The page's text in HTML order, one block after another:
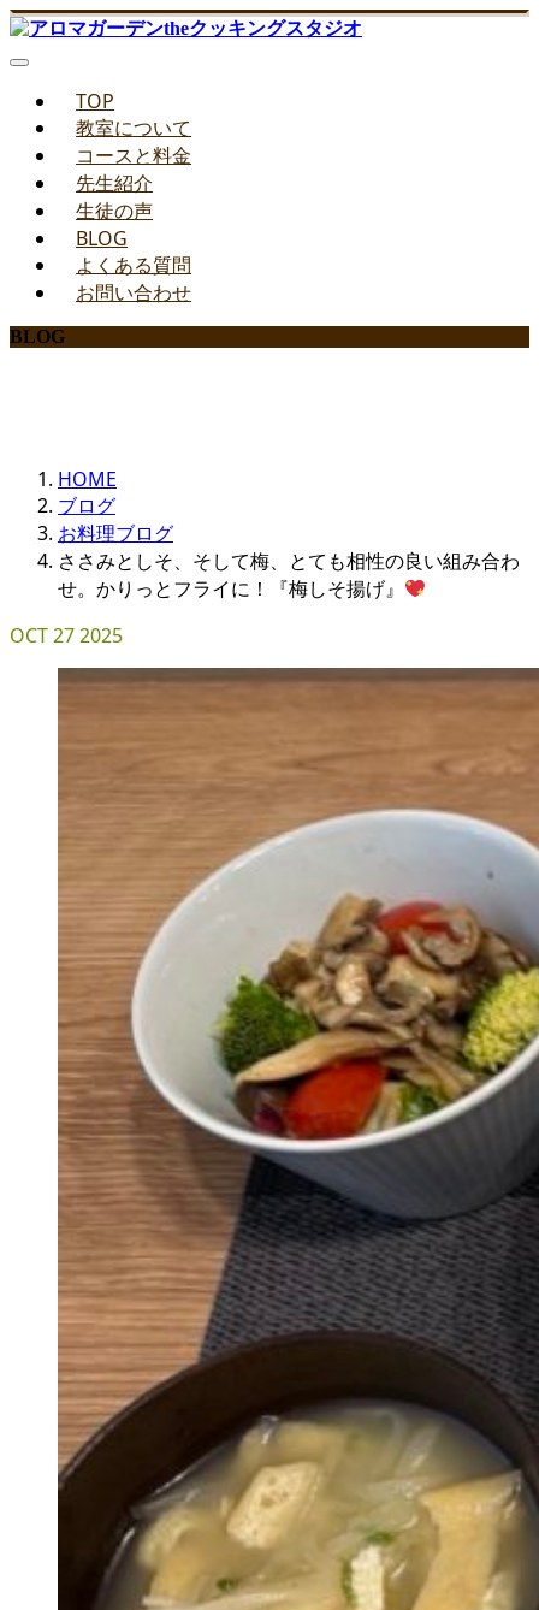
TOP
教室について
コースと料金
先生紹介
生徒の声
BLOG
よくある質問
お問い合わせ
BLOG
HOME
ブログ
お料理ブログ
ささみとしそ、そして梅、とても相性の良い組み合わ
せ。かりっとフライに！『梅しそ揚げ』
OCT272025